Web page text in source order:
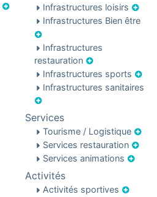
Infrastructures loisirs
Infrastructures Bien être
Infrastructures
restauration
Infrastructures sports
Infrastructures sanitaires
Services
Tourisme / Logistique
Services restauration
Services animations
Activités
Activités sportives